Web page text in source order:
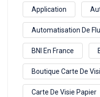
Application
Automatisation De
BNI En France
Boutique Carte De
Carte De Visie Papier